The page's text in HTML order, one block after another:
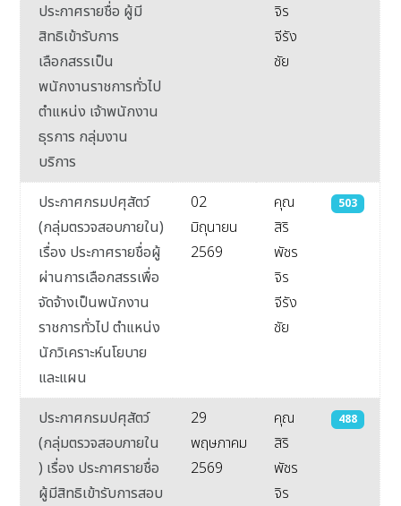
ประกาศรายชื่อ ผู้มี
สิทธิเข้ารับการ
เลือกสรรเป็น
พนักงานราชการทั่วไป
ตำแหน่ง เจ้าพนักงาน
ธุรการ กลุ่มงาน
บริการ
จิร
จีรัง
ชัย
ประกาศกรมปศุสัตว์
(กลุ่มตรวจสอบภายใน)
เรื่อง ประกาศรายชื่อผู้
ผ่านการเลือกสรรเพื่อ
จัดจ้างเป็นพนักงาน
ราชการทั่วไป ตำแหน่ง
นักวิเคราะห์นโยบาย
และแผน
02
มิถุนายน
2569
คุณ
สิริ
พัชร
จิร
จีรัง
ชัย
503
ประกาศกรมปศุสัตว์
(กลุ่มตรวจสอบภายใน
) เรื่อง ประกาศรายชื่อ
ผู้มีสิทธิเข้ารับการสอบ
29
พฤษภาคม
2569
คุณ
สิริ
พัชร
จิร
488